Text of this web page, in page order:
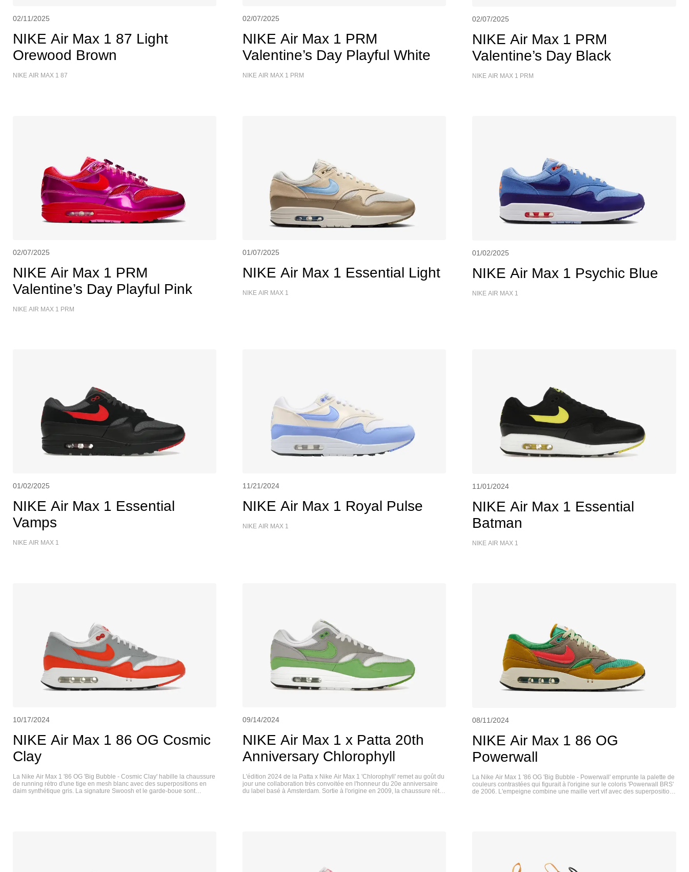
02/11/2025
NIKE Air Max 1 87 Light
Orewood Brown
NIKE AIR MAX 1 87
02/07/2025
NIKE Air Max 1 PRM
Valentine’s Day Playful White
NIKE AIR MAX 1 PRM
02/07/2025
NIKE Air Max 1 PRM
Valentine’s Day Black
NIKE AIR MAX 1 PRM
02/07/2025
NIKE Air Max 1 PRM
Valentine’s Day Playful Pink
NIKE AIR MAX 1 PRM
01/07/2025
NIKE Air Max 1 Essential Light
NIKE AIR MAX 1
01/02/2025
NIKE Air Max 1 Psychic Blue
NIKE AIR MAX 1
01/02/2025
NIKE Air Max 1 Essential
Vamps
NIKE AIR MAX 1
11/21/2024
NIKE Air Max 1 Royal Pulse
NIKE AIR MAX 1
11/01/2024
NIKE Air Max 1 Essential
Batman
NIKE AIR MAX 1
10/17/2024
NIKE Air Max 1 86 OG Cosmic
Clay
La Nike Air Max 1 '86 OG 'Big Bubble - Cosmic Clay' habille la chaussure
de running rétro d'une tige en mesh blanc avec des superpositions en
daim synthétique gris. La signature Swoosh et le garde-boue sont
09/14/2024
NIKE Air Max 1 x Patta 20th
Anniversary Chlorophyll
L'édition 2024 de la Patta x Nike Air Max 1 'Chlorophyll' remet au goût du
jour une collaboration très convoitée en l'honneur du 20e anniversaire
du label basé à Amsterdam. Sortie à l'origine en 2009, la chaussure rétro
08/11/2024
NIKE Air Max 1 86 OG
Powerwall
La Nike Air Max 1 '86 OG 'Big Bubble - Powerwall' emprunte la palette de
couleurs contrastées qui figurait à l'origine sur le coloris 'Powerwall BRS'
de 2006. L'empeigne combine une maille vert vif avec des superpositions